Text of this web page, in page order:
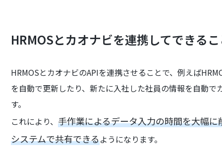
HRMOSとカオナビを連携してできる
HRMOSとカオナビのAPIを連携させることで、例えば
を自動で更新したり、新たに入社した社員の情報を自動
す。
これにより、手作業によるデータ入力の時間を大幅
システムで共有できるようになります。